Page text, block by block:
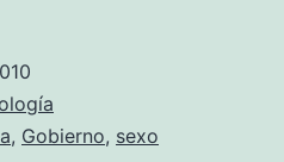
, Gobierno, sexo